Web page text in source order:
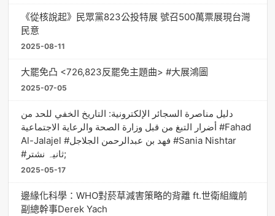
《從核說起》民眾黨823公投特展 號召500萬票展現台灣
民意
2025-08-11
大罷免凸 <726,823反罷免主題曲> #大展鴻圖
2025-07-05
دليل مناصرة السجائر الإلكترونية: التاريخ الخفي للحد من
أضرار التبغ من قبل وزارة الصحة والرعاية الاجتماعية #Fahad
Al-Jalajel #فهد بن عبدالرحمن الجلاجل #Sania Nishtar
#ثانیہ نشتر;
2025-05-17
邊緣化科學：WHO對菸草減害策略的背離 ft.世衛組織前
副總幹事Derek Yach